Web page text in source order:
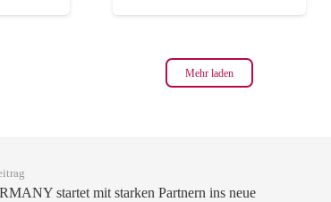
Mehr laden
startet mit starken Partnern ins neue